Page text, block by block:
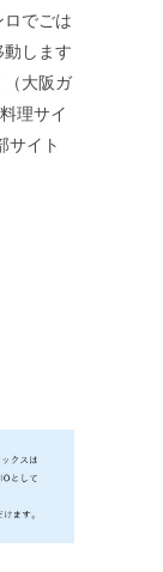
でごは
します
（大阪ガ
理サイ
サイト